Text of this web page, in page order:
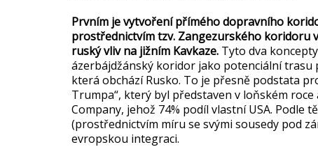
Prvním je vytvoření přímého dopravního
prostřednictvím tzv. Zangezurského koridoru
ruský vliv na jižním Kavkaze. Tyto dva
ázerbájdžánský koridor jako potenciální trasu
která obchází Rusko. To je přesně podstata
Trumpa“, který byl představen v loňském
Company, jehož 74% podíl vlastní USA. Podle
(prostřednictvím míru se svými sousedy pod
evropskou integraci.